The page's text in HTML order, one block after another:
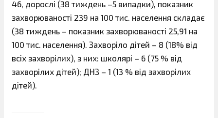
46, дорослі (38 тиждень –5 випадки), показник
захворюваності 239 на 100 тис. населення складає
(38 тиждень – показник захворюваності 25,91 на
100 тис. населення). Захворіло дітей – 8 (18% від
всіх захворілих), з них: школярі – 6 (75 % від
захворілих дітей); ДНЗ – 1 (13 % від захворілих
дітей).